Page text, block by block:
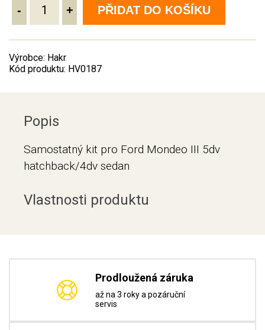
- + PŘIDAT DO KOŠÍKU
Výrobce: Hakr
Kód produktu: HV0187
Popis
Samostatný kit pro Ford Mondeo III 5dv
hatchback/4dv sedan
Vlastnosti produktu
Prodloužená záruka
až na 3 roky a pozáruční
servis